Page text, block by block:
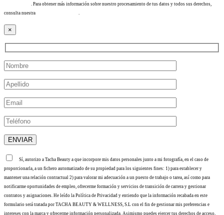
. Para obtener más información sobre nuestro procesamiento de tus datos y todos sus derechos,
consulta nuestra
×
Sí, autorizo a Tacha Beauty a que incorpore mis datos personales junto a mi fotografía, en el caso de
proporcionarla, a un fichero automatizado de su propiedad para los siguientes fines: 1) para establecer y
mantener una relación contractual 2) para valorar mi adecuación a un puesto de trabajo o tarea, así como para
notificarme oportunidades de empleo, ofrecerme formación y servicios de transición de carrera y gestionar
contratos y asignaciones. He leído la Política de Privacidad y entiendo que la información recabada en este
formulario será tratada por TACHA BEAUTY & WELLNESS, S.L con el fin de gestionar mis preferencias e
intereses con la marca y ofrecerme información personalizada. Asimismo puedes ejercer tus derechos de acceso,